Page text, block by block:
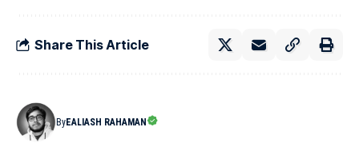
Share This Article
ByEALIASH RAHAMAN